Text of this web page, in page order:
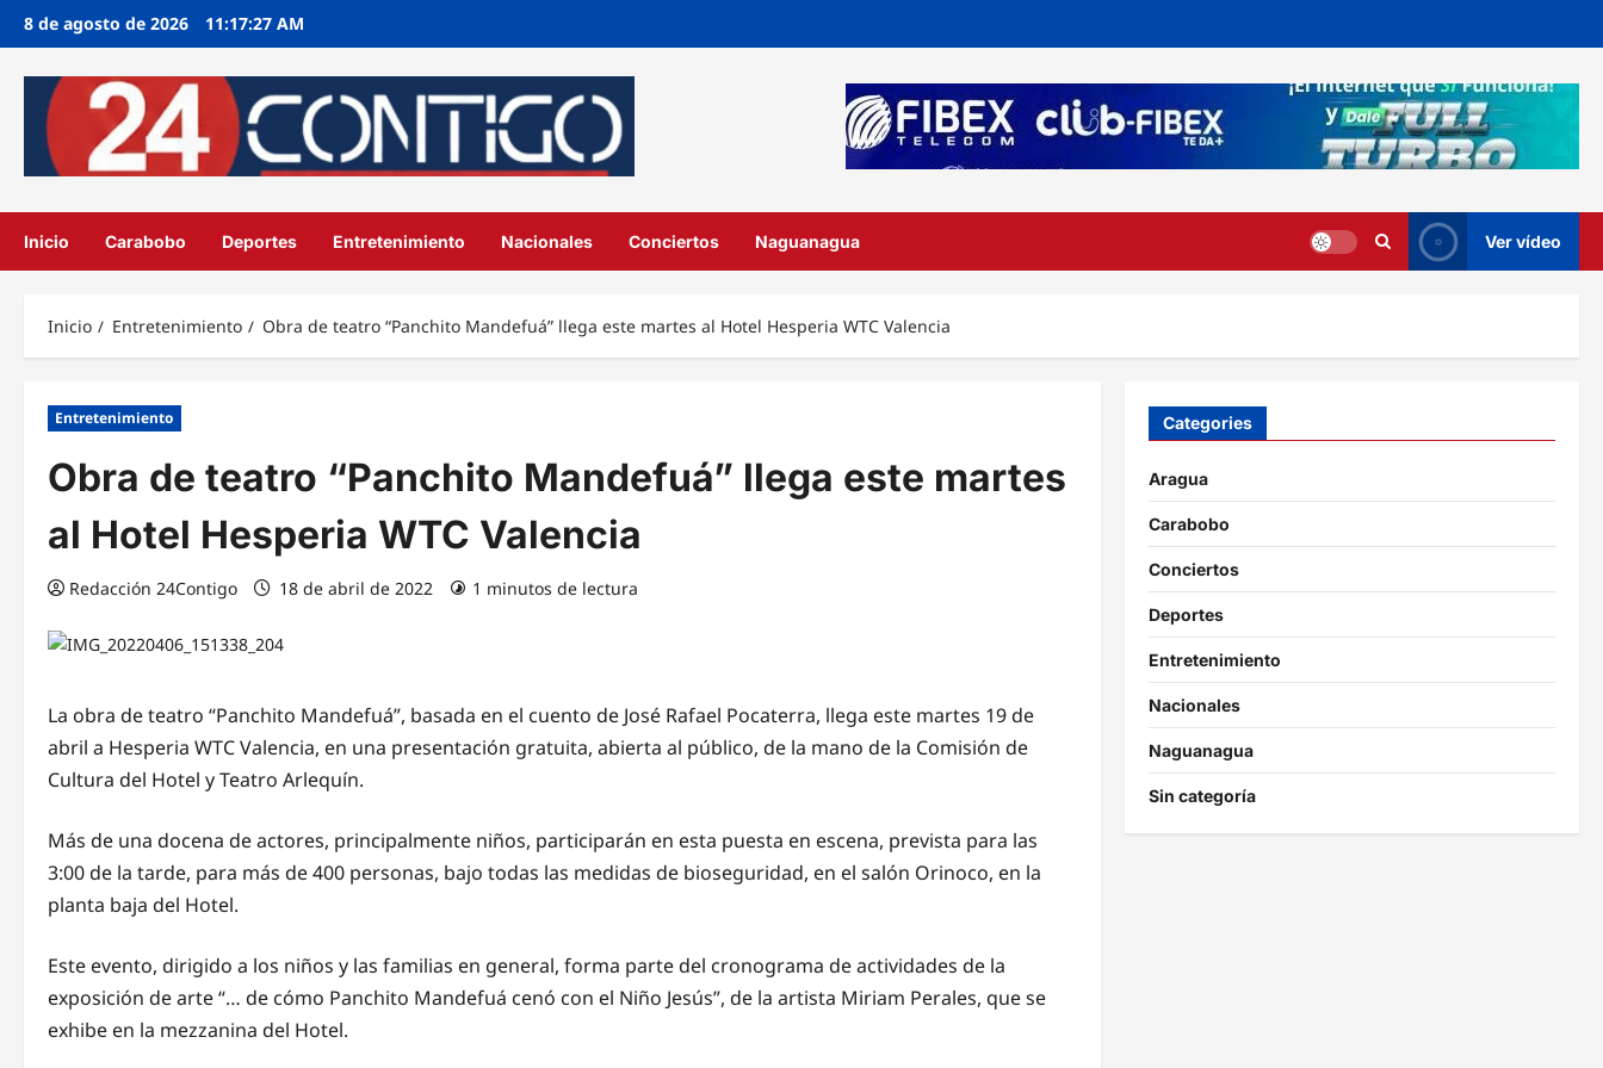
8 de agosto de 2026 11:17:28 AM
Inicio Carabobo Deportes Entretenimiento Nacionales Conciertos Naguanagua Ver vídeo
Inicio Entretenimiento Obra de teatro “Panchito Mandefuá” llega este martes al Hotel Hesperia WTC Valencia
Entretenimiento
Obra de teatro “Panchito Mandefuá” llega este martes
al Hotel Hesperia WTC Valencia
Redacción 24Contigo 18 de abril de 2022 1 minutos de lectura
La obra de teatro “Panchito Mandefuá”, basada en el cuento de José Rafael Pocaterra, llega este martes 19 de
abril a Hesperia WTC Valencia, en una presentación gratuita, abierta al público, de la mano de la Comisión de
Cultura del Hotel y Teatro Arlequín.
Más de una docena de actores, principalmente niños, participarán en esta puesta en escena, prevista para las
3:00 de la tarde, para más de 400 personas, bajo todas las medidas de bioseguridad, en el salón Orinoco, en la
planta baja del Hotel.
Este evento, dirigido a los niños y las familias en general, forma parte del cronograma de actividades de la
exposición de arte “… de cómo Panchito Mandefuá cenó con el Niño Jesús”, de la artista Miriam Perales, que se
exhibe en la mezzanina del Hotel.
Categories
Aragua
Carabobo
Conciertos
Deportes
Entretenimiento
Nacionales
Naguanagua
Sin categoría